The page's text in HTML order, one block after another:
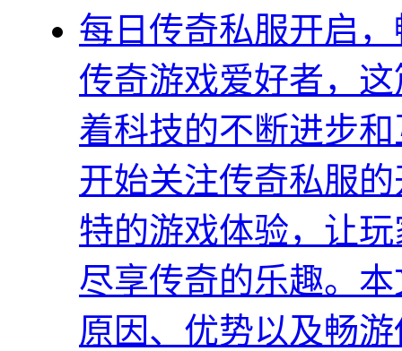
每日传奇私服开启
传奇游戏爱好者，
着科技的不断进步
开始关注传奇私服
特的游戏体验，让
尽享传奇的乐趣。
原因、优势以及畅